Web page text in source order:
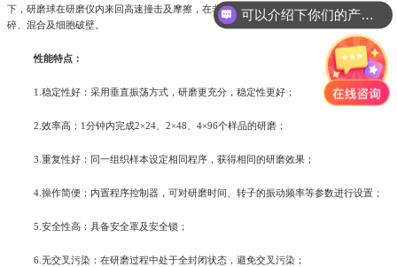
下，研磨球在研磨仪内来回高速撞击及摩擦，在非常短的时间内便可完成样品的研磨、粉
碎、混合及细胞破壁。
性能特点：
1.稳定性好：采用垂直振荡方式，研磨更充分，稳定性更好；
2.效率高：1分钟内完成2×24、2×48、4×96个样品的研磨；
3.重复性好：同一组织样本设定相同程序，获得相同的研磨效果；
4.操作简便：内置程序控制器，可对研磨时间、转子的振动频率等参数进行设置；
5.安全性高：具备安全罩及安全锁；
6.无交叉污染：在研磨过程中处于全封闭状态，避免交叉污染；
可以介绍下你们的产品么?